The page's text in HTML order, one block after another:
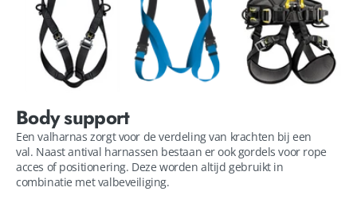
Body support
Een valharnas zorgt voor de verdeling van krachten bij een
val. Naast antival harnassen bestaan er ook gordels voor rope
acces of positionering. Deze worden altijd gebruikt in
combinatie met valbeveiliging.